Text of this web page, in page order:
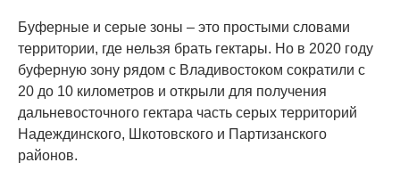
Буферные и серые зоны – это простыми словами
территории, где нельзя брать гектары. Но в 2020 году
буферную зону рядом с Владивостоком сократили с
20 до 10 километров и открыли для получения
дальневосточного гектара часть серых территорий
Надеждинского, Шкотовского и Партизанского
районов.